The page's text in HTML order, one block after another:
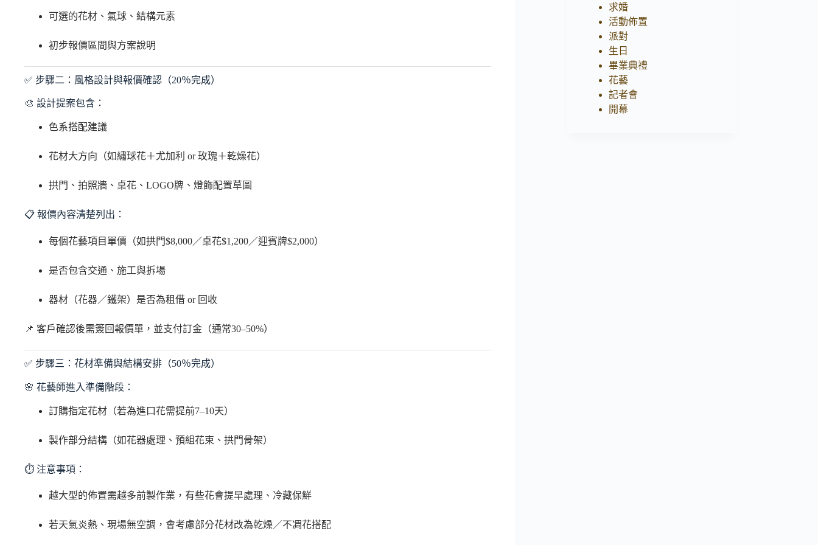
可選的花材、氣球、結構元素
初步報價區間與方案說明
✅ 步驟二：風格設計與報價確認（20％完成）
🎨 設計提案包含：
色系搭配建議
花材大方向（如繡球花＋尤加利 or 玫瑰＋乾燥花）
拱門、拍照牆、桌花、LOGO牌、燈飾配置草圖
📋 報價內容清楚列出：
每個花藝項目單價（如拱門$8,000／桌花$1,200／迎賓牌$2,000）
是否包含交通、施工與拆場
器材（花器／鐵架）是否為租借 or 回收
📌 客戶確認後需簽回報價單，並支付訂金（通常30–50%）
✅ 步驟三：花材準備與結構安排（50％完成）
🌸 花藝師進入準備階段：
訂購指定花材（若為進口花需提前7–10天）
製作部分結構（如花器處理、預組花束、拱門骨架）
⏱ 注意事項：
越大型的佈置需越多前製作業，有些花會提早處理、冷藏保鮮
若天氣炎熱、現場無空調，會考慮部分花材改為乾燥／不凋花搭配
求婚
活動佈置
派對
生日
畢業典禮
花藝
記者會
開幕